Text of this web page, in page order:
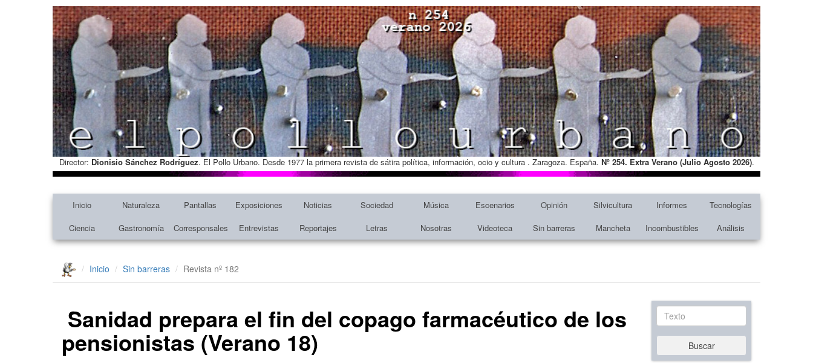
Director: Dionisio Sánchez Rodríguez. El Pollo Urbano. Desde 1977 la primera revista de sátira política, información, ocio y cultura . Zaragoza. España. Nº 254. Extra Verano (Julio Agosto 2026).
Inicio Naturaleza Pantallas Exposiciones Noticias Sociedad Música Escenarios Opinión Silvicultura Informes
Tecnologías
Ciencia
Gastronomía Corresponsales Entrevistas Reportajes Letras Nosotras Videoteca Sin barreras Mancheta Incombustibles Análisis
Inicio Sin barreras Revista nº 182
Sanidad prepara el fin del copago farmacéutico de los
pensionistas (Verano 18)
Texto
Buscar